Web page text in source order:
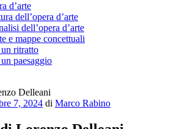
d’arte
dell’opera d’arte
dell’opera d’arte
e mappe concettuali
ritratto
paesaggio
7, 2024 di Marco Rabino